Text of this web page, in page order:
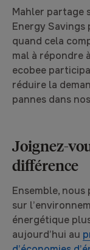
Mahler partage
Energy Savings
quand cela
mal à répondre
ecobee
réduire la
pannes dans
Joignez-
différence
Ensemble,
sur
énergétique
aujourd’hui au